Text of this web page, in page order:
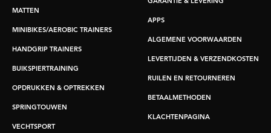
MATTEN
MINIBIKES/AEROBIC TRAINERS
HANDGRIP TRAINERS
BUIKSPIERTRAINING
OPDRUKKEN & OPTREKKEN
SPRINGTOUWEN
VECHTSPORT
GARANTIE & LEVERING
APPS
ALGEMENE VOORWAARDEN
LEVERTIJDEN & VERZENDKOSTEN
RUILEN EN RETOURNEREN
BETAALMETHODEN
KLACHTENPAGINA